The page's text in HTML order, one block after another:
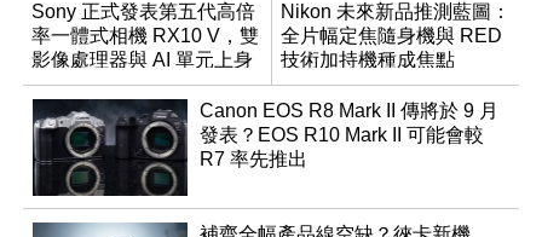
Sony 正式發表第五代高倍
率一體式相機 RX10 V，雙
影像處理器與 AI 單元上身
Nikon 未來新品推測藍圖：
全片幅定焦隨身機與 RED
技術加持機種成焦點
Canon EOS R8 Mark II 傳將於 9 月
發表？EOS R10 Mark II 可能會較
R7 率先推出